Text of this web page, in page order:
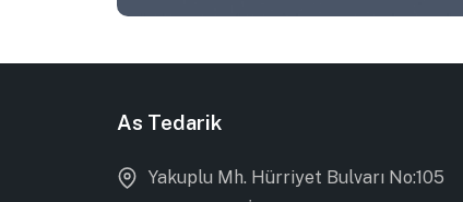
As Tedarik
Yakuplu Mh. Hürriyet Bulvarı No:105